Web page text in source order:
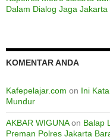
Dalam Dialog Jaga
KOMENTAR ANDA
Kafepelajar.com on Ini
Mundur
AKBAR WIGUNAon Balap
Preman Polres Jakarta